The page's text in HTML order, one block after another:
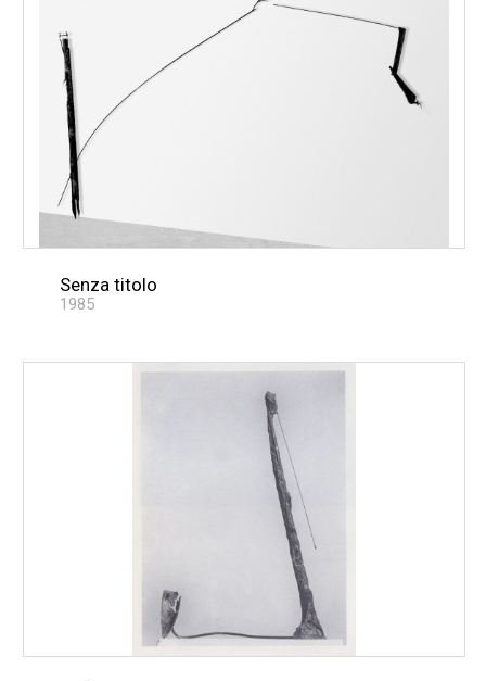
Senza titolo
1985